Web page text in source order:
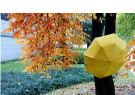
마다 서울 http://www.ramadaseoul.co.kr
3층에 있는 럭셔리한 공간 하늘정원에서 은밀
적으로 한국파워블로거협동조합원들의 비상
대한 포부와 계획에 따른 지난 4개월간 파워블
원으로 느낀 점들과 앞으로 어떻게 해야 할 지
..